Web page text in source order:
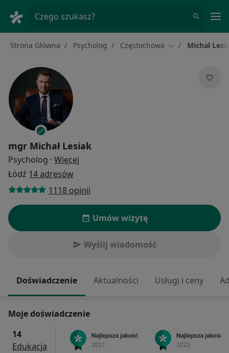
Czego szukasz?
Strona Główna Psycholog Częstochowa Zmień miasto
Michał
mgr Michał Lesiak
Psycholog · Więcej
Łódź 14 adresów
1118 opinii
Umów wizytę
Wyślij wiadomość
Doświadczenie Aktualności Usługi i ceny
Moje doświadczenie
14
Edukacja